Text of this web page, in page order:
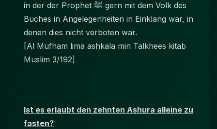
in der der Prophet ﷺ gern mit dem Volk des
Buches in Angelegenheiten in Einklang war, in
denen dies nicht verboten war.
[Al Mufham lima ashkala min Talkhees kitab
Muslim 3/192]
Ist es erlaubt den zehnten Ashura alleine zu
fasten?